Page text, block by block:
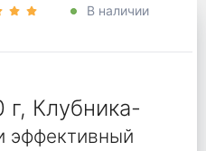
В наличии
г, Клубника-